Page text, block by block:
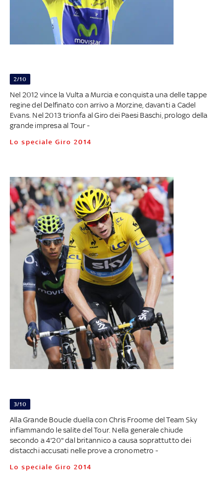
2/10
Nel 2012 vince la Vulta a Murcia e conquista una delle tappe
regine del Delfinato con arrivo a Morzine, davanti a Cadel
Evans. Nel 2013 trionfa al Giro dei Paesi Baschi, prologo della
grande impresa al Tour -
Lo speciale Giro 2014
3/10
Alla Grande Boucle duella con Chris Froome del Team Sky
infiammando le salite del Tour. Nella generale chiude
secondo a 4'20" dal britannico a causa soprattutto dei
distacchi accusati nelle prove a cronometro -
Lo speciale Giro 2014